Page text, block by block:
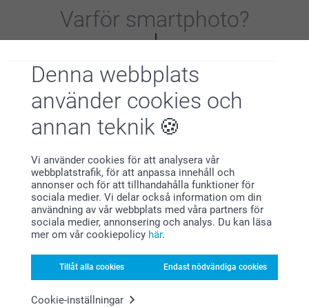
Denna webbplats
använder cookies och
annan teknik
Vi använder cookies för att analysera vår
webbplatstrafik, för att anpassa innehåll och
annonser och för att tillhandahålla funktioner för
sociala medier. Vi delar också information om din
användning av vår webbplats med våra partners för
sociala medier, annonsering och analys. Du kan läsa
mer om vår cookiepolicy här.
Tillåt alla cookies Endast nödvändiga cookies
Cookie-inställningar
Varför smartphoto?
Bonus på alla dina köp